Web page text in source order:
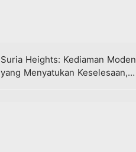
Suria Heights: Kediaman Moden
yang Menyatukan Keselesaan,